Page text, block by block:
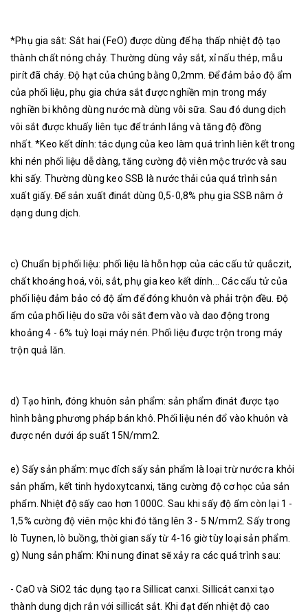
*Phụ gia sắt: Sắt hai (FeO) được dùng để hạ thấp nhiệt độ tạo
thành chất nóng chảy. Thường dùng vảy sắt, xỉ nấu thép, mẫu
pirít đã cháy. Độ hạt của chúng bằng 0,2mm. Để đảm bảo độ ẩm
của phối liệu, phụ gia chứa sắt được nghiền mịn trong máy
nghiền bi không dùng nước mà dùng vôi sữa. Sau đó dung dịch
vôi sắt được khuấy liên tục để tránh lắng và tăng độ đồng
nhất. *Keo kết dính: tác dụng của keo làm quá trình liên kết trong
khi nén phối liệu dễ dàng, tăng cường độ viên mộc trước và sau
khi sấy. Thường dùng keo SSB là nước thải của quá trình sản
xuất giấy. Để sản xuất đinát dùng 0,5-0,8% phụ gia SSB nằm ở
dạng dung dịch.
c) Chuẩn bị phối liệu: phối liệu là hỗn hợp của các cấu tử quắczit,
chất khoáng hoá, vôi, sắt, phụ gia keo kết dính... Các cấu tử của
phối liệu đảm bảo có độ ẩm để đóng khuôn và phải trộn đều. Độ
ẩm của phối liệu do sữa vôi sắt đem vào và dao động trong
khoảng 4 - 6% tuỳ loại máy nén. Phối liệu được trộn trong máy
trộn quả lăn.
d) Tạo hình, đóng khuôn sản phẩm: sản phẩm đinát được tạo
hình bằng phương pháp bán khô. Phối liệu nén đổ vào khuôn và
được nén dưới áp suất 15N/mm2.
e) Sấy sản phẩm: mục đích sấy sản phẩm là loại trừ nước ra khỏi
sản phẩm, kết tinh hydoxytcanxi, tăng cường độ cơ học của sản
phẩm. Nhiệt độ sấy cao hơn 1000C. Sau khi sấy độ ẩm còn lại 1 -
1,5% cường độ viên mộc khi đó tăng lên 3 - 5 N/mm2. Sấy trong
lò Tuynen, lò buồng, thời gian sấy từ 4-16 giờ tùy loại sản phẩm.
g) Nung sản phẩm: Khi nung đinat sẽ xảy ra các quá trình sau:
- CaO và SiO2 tác dụng tạo ra Sillicat canxi. Sillicát canxi tạo
thành dung dịch rắn với sillicát sắt. Khi đạt đến nhiệt độ cao